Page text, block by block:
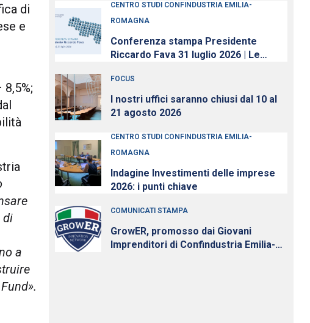
di
e
di
a
».
CENTRO STUDI CONFINDUSTRIA EMILIA-
ROMAGNA
Conferenza stampa Presidente
Riccardo Fava 31 luglio 2026 | Le
nonostante l’incertezza
FOCUS
I nostri uffici saranno chiusi dal 10 al
21 agosto 2026
CENTRO STUDI CONFINDUSTRIA EMILIA-
ROMAGNA
Indagine Investimenti delle imprese
2026: i punti chiave
COMUNICATI STAMPA
GrowER, promosso dai Giovani
Imprenditori di Confindustria Emilia-